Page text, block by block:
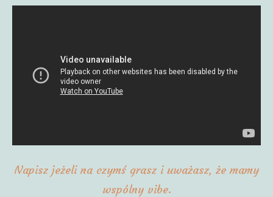
Napisz jeżeli na czymś grasz i uważasz, że mamy
wspólny vibe.